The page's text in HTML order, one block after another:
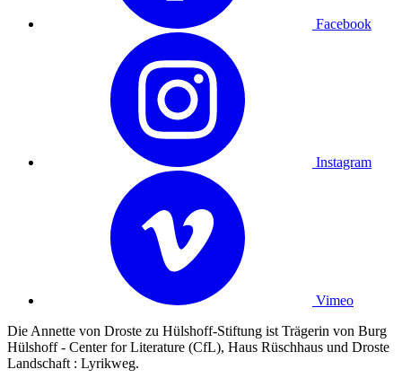
Facebook
Instagram
Vimeo
Die Annette von Droste zu Hülshoff-Stiftung ist Trägerin von Burg
Hülshoff - Center for Literature (CfL), Haus Rüschhaus und Droste
Landschaft : Lyrikweg.